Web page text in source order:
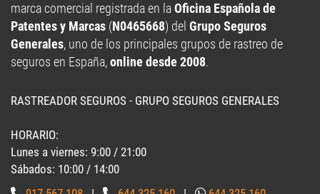
marca comercial registrada en laOficina Española de
Patentes y Marcas (N0465668) del Grupo Seguros
Generales, uno de los principales grupos de rastreo de
seguros en España,online desde 2008.
RASTREADOR SEGUROS - GRUPO SEGUROS GENERALES
HORARIO:
Lunes a viernes: 9:00 / 21:00
Sábados: 10:00 / 14:00